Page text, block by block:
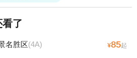
了
名胜区(4A) ¥85起